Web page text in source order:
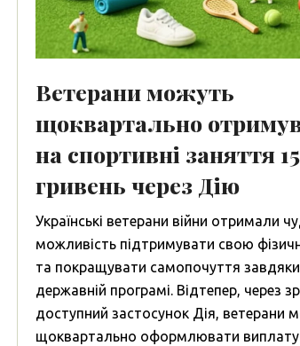
Ветерани можуть
щоквартально
на спортивні заняття
гривень через Дію
Українські ветерани війни отримали
можливість підтримувати свою
та покращувати самопочуття завдяки
державній програмі. Відтепер, через
доступний застосунок Дія, ветерани
щоквартально оформлювати